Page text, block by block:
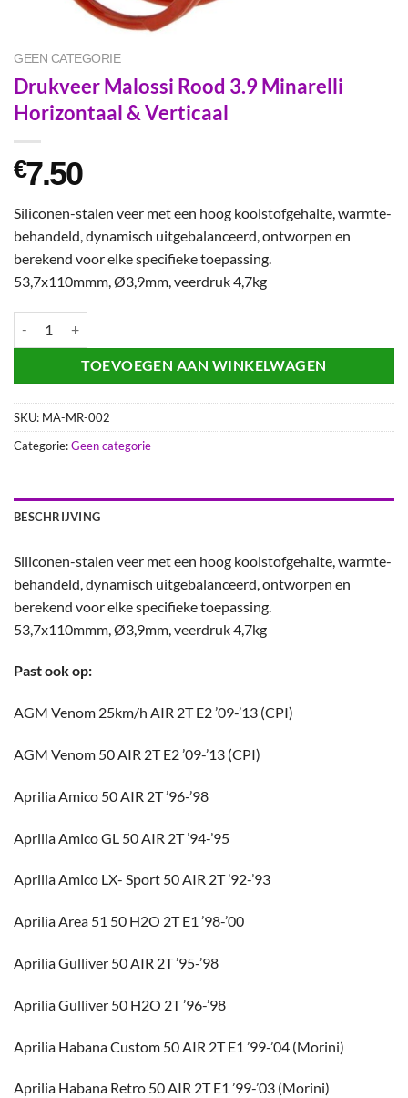
GEEN CATEGORIE
Drukveer Malossi Rood 3.9 Minarelli
Horizontaal & Verticaal
€7.50
Siliconen-stalen veer met een hoog koolstofgehalte, warmte-
behandeld, dynamisch uitgebalanceerd, ontworpen en
berekend voor elke specifieke toepassing.
53,7x110mmm, Ø3,9mm, veerdruk 4,7kg
TOEVOEGEN AAN WINKELWAGEN
SKU: MA-MR-002
Categorie:Geen categorie
BESCHRIJVING
Siliconen-stalen veer met een hoog koolstofgehalte, warmte-
behandeld, dynamisch uitgebalanceerd, ontworpen en
berekend voor elke specifieke toepassing.
53,7x110mmm, Ø3,9mm, veerdruk 4,7kg
Past ook op:
AGM Venom 25km/h AIR 2T E2 ’09-’13 (CPI)
AGM Venom 50 AIR 2T E2 ’09-’13 (CPI)
Aprilia Amico 50 AIR 2T ’96-’98
Aprilia Amico GL 50 AIR 2T ’94-’95
Aprilia Amico LX- Sport 50 AIR 2T ’92-’93
Aprilia Area 51 50 H2O 2T E1 ’98-’00
Aprilia Gulliver 50 AIR 2T ’95-’98
Aprilia Gulliver 50 H2O 2T ’96-’98
Aprilia Habana Custom 50 AIR 2T E1 ’99-’04 (Morini)
Aprilia Habana Retro 50 AIR 2T E1 ’99-’03 (Morini)